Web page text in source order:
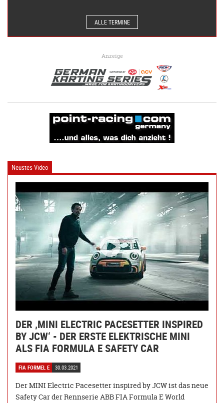
ALLE TERMINE
Anzeige
Neustes Video
DER ‚MINI ELECTRIC PACESETTER INSPIRED
BY JCW‘ - DER ERSTE ELEKTRISCHE MINI
ALS FIA FORMULA E SAFETY CAR
FIA FORMEL E 30.03.2021
Der MINI Electric Pacesetter inspired by JCW ist das neue
Safety Car der Rennserie ABB FIA Formula E World